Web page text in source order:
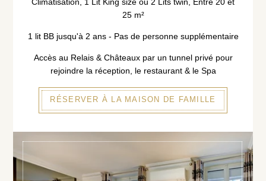
25 m²
1 lit BB jusqu'à 2 ans - Pas de personne supplémentaire
Accès au Relais & Châteaux par un tunnel privé pour
rejoindre la réception, le restaurant & le Spa
RÉSERVER À LA MAISON DE FAMILLE